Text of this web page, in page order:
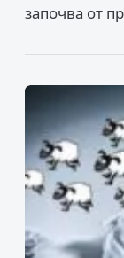
започва от